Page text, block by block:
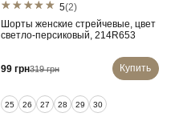
5(2)
Шорты женские стрейчевые, цвет
светло-персиковый, 214R653
99 грн319 грн Купить
25 26 27 28 29 30